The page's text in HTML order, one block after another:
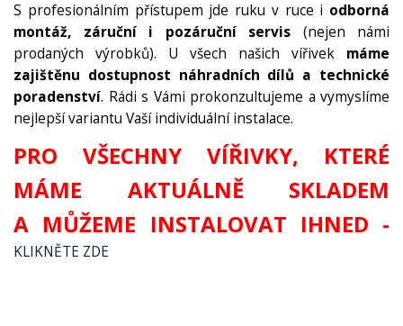
S profesionálním přístupem jde ruku v ruce i odborná
montáž, záruční i pozáruční servis (nejen námi
prodaných výrobků). U všech našich vířivek máme
zajištěnu dostupnost náhradních dílů a technické
poradenství. Rádi s Vámi prokonzultujeme a vymyslíme
nejlepší variantu Vaší individuální instalace.
PRO VŠECHNY VÍŘIVKY, KTERÉ
MÁME AKTUÁLNĚ SKLADEM
A MŮŽEME INSTALOVAT IHNED -
KLIKNĚTE ZDE